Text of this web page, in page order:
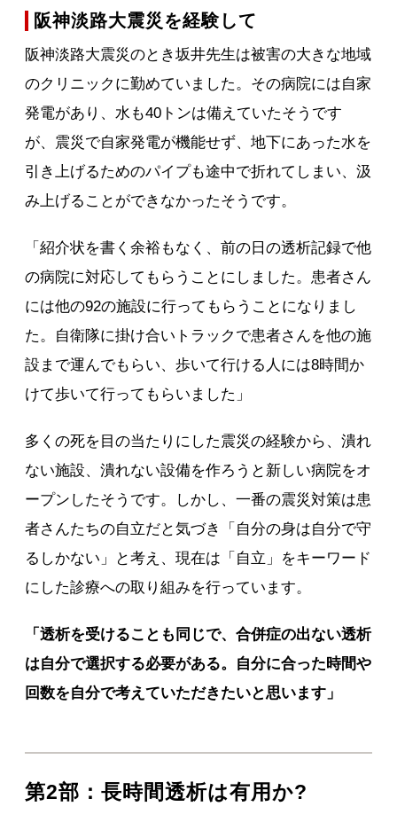
阪神淡路大震災を経験して
阪神淡路大震災のとき坂井先生は被害の大きな地域
のクリニックに勤めていました。その病院には自家
発電があり、水も40トンは備えていたそうです
が、震災で自家発電が機能せず、地下にあった水を
引き上げるためのパイプも途中で折れてしまい、汲
み上げることができなかったそうです。
「紹介状を書く余裕もなく、前の日の透析記録で他
の病院に対応してもらうことにしました。患者さん
には他の92の施設に行ってもらうことになりまし
た。自衛隊に掛け合いトラックで患者さんを他の施
設まで運んでもらい、歩いて行ける人には8時間か
けて歩いて行ってもらいました」
多くの死を目の当たりにした震災の経験から、潰れ
ない施設、潰れない設備を作ろうと新しい病院をオ
ープンしたそうです。しかし、一番の震災対策は患
者さんたちの自立だと気づき「自分の身は自分で守
るしかない」と考え、現在は「自立」をキーワード
にした診療への取り組みを行っています。
「透析を受けることも同じで、合併症の出ない透析
は自分で選択する必要がある。自分に合った時間や
回数を自分で考えていただきたいと思います」
第2部：長時間透析は有用か?